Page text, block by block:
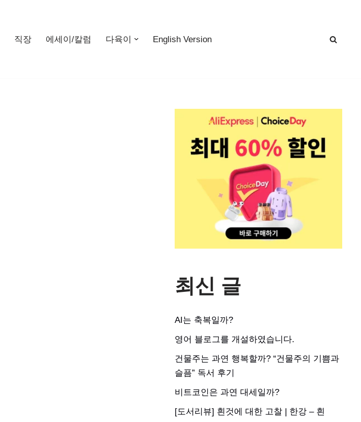
직장 에세이/칼럼 다육이 English Version
최신 글
AI는 축복일까?
영어 블로그를 개설하였습니다.
건물주는 과연 행복할까? “건물주의 기쁨과
슬픔” 독서 후기
비트코인은 과연 대세일까?
[도서리뷰] 흰것에 대한 고찰 | 한강 – 흰